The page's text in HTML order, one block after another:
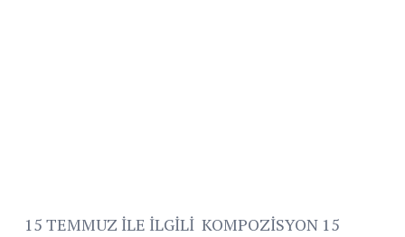
15 TEMMUZ İLE İLGİLİ KOMPOZİSYON 15